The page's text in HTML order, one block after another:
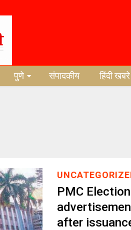
पुणे संपादकीय हिंदी खबरे
PMC
after